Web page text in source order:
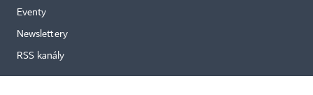
Eventy
Newslettery
RSS kanály